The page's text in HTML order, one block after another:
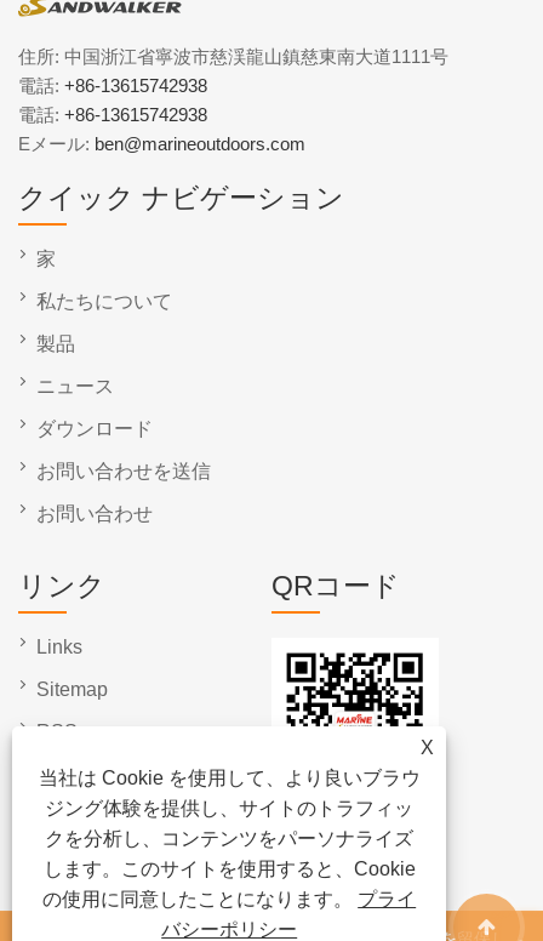
X
当社は Cookie を使用して、より良いブラウ
ジング体験を提供し、サイトのトラフィッ
クを分析し、コンテンツをパーソナライズ
します。このサイトを使用すると、Cookie
の使用に同意したことになります。 プライ
バシーポリシー
住所: 中国浙江省寧波市慈渓龍山鎮慈東南大道1111号
電話: +86-13615742938
電話: +86-13615742938
Eメール: ben@marineoutdoors.com
クイック ナビゲーション
家
私たちについて
製品
ニュース
ダウンロード
お問い合わせを送信
お問い合わせ
リンク
Links
Sitemap
RSS
XML
プライバシーポリシー
QRコード